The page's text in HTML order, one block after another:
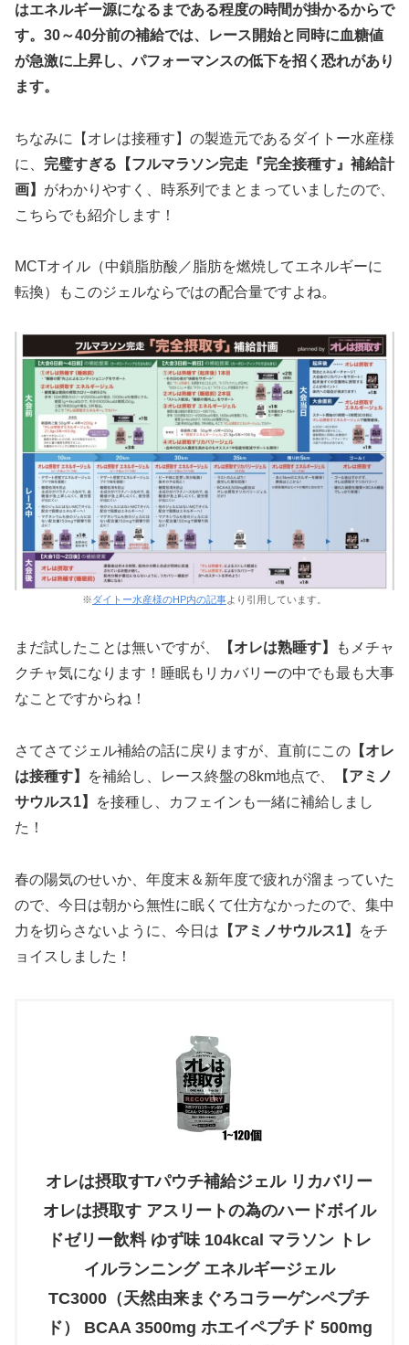
はエネルギー源になるまである程度の時間が掛かるからで
す。30～40分前の補給では、レース開始と同時に血糖値
が急激に上昇し、パフォーマンスの低下を招く恐れがあり
ます。
ちなみに【オレは接種す】の製造元であるダイトー水産様
に、 完璧すぎる【フルマラソン完走『完全接種す』補給計
画】 がわかりやすく、時系列でまとまっていましたので、
こちらでも紹介します！
MCTオイル（中鎖脂肪酸／脂肪を燃焼してエネルギーに
転換）もこのジェルならではの配合量ですよね。
※ダイトー水産様のHP内の記事より引用しています。
まだ試したことは無いですが、 【オレは熟睡す】
もメチャ
クチャ気になります！睡眠もリカバリーの中でも最も大事
なことですからね！
さてさてジェル補給の話に戻りますが、直前にこの 【オレ
は接種す】
を補給し、レース終盤の8km地点で、
【アミノ
サウルス1】
を接種し、カフェインも一緒に補給しまし
た！
春の陽気のせいか、年度末＆新年度で疲れが溜まっていた
ので、今日は朝から無性に眠くて仕方なかったので、集中
力を切らさないように、今日は 【アミノサウルス1】
をチ
ョイスしました！
オレは摂取すTパウチ補給ジェル リカバリー
オレは摂取す アスリートの為のハードボイル
ドゼリー飲料 ゆず味 104kcal マラソン トレ
イルランニング エネルギージェル
TC3000（天然由来まぐろコラーゲンペプチ
ド） BCAA 3500mg ホエイペプチド 500mg